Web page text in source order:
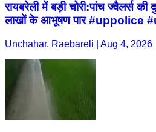
रायबरेली में बड़ी चोरी:पांच ज्वैलर्स
लाखों के आभूषण पार #uppolice
Unchahar, Raebareli | Aug 4, 2026